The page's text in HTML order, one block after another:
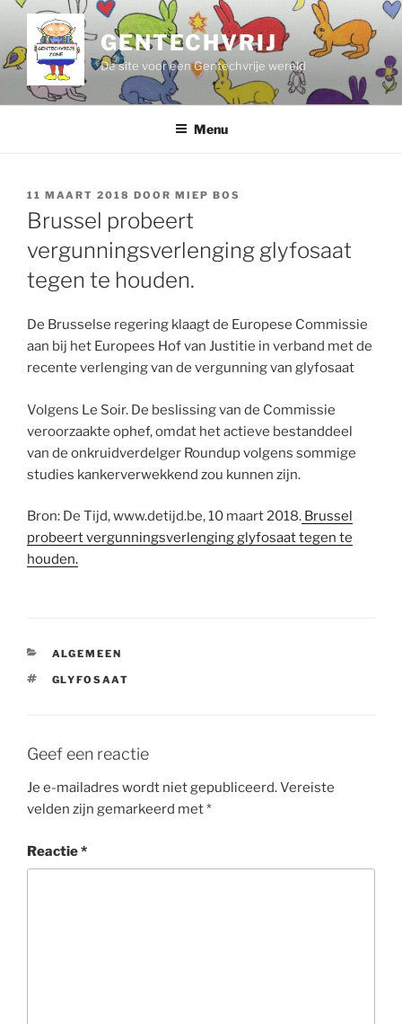
de
inhoud
GENTECHVRIJ
De site voor een Gentechvrije wereld
Menu
GEPLAATST
OP
11 MAART 2018 DOOR MIEP BOS
Brussel probeert
vergunningsverlenging glyfosaat
tegen te houden.
De Brusselse regering klaagt de Europese Commissie
aan bij het Europees Hof van Justitie in verband met de
recente verlenging van de vergunning van glyfosaat
Volgens Le Soir. De beslissing van de Commissie
veroorzaakte ophef, omdat het actieve bestanddeel
van de onkruidverdelger Roundup volgens sommige
studies kankerverwekkend zou kunnen zijn.
Bron: De Tijd, www.detijd.be, 10 maart 2018. Brussel
probeert vergunningsverlenging glyfosaat tegen te
houden.
CATEGORIEËN
ALGEMEEN
TAGS
GLYFOSAAT
Geef een reactie
Je e-mailadres wordt niet gepubliceerd.Vereiste
velden zijn gemarkeerd met*
Reactie*